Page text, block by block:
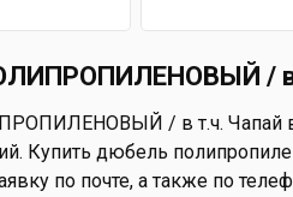
/ в
/ в т.ч. Чапай в
Купить дюбель
по почте, а также по